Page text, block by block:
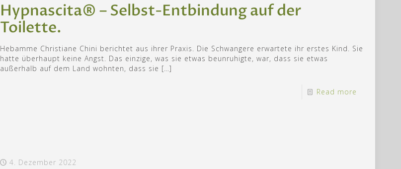
Hypnascita® – Selbst-Entbindung auf der
Toilette.
Hebamme Christiane Chini berichtet aus ihrer Praxis. Die Schwangere erwartete ihr erstes Kind. Sie
hatte überhaupt keine Angst. Das einzige, was sie etwas beunruhigte, war, dass sie etwas
außerhalb auf dem Land wohnten, dass sie […]
Read more
4. Dezember 2022